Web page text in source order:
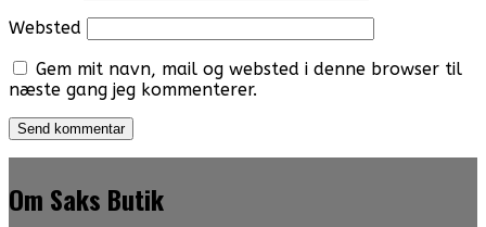
Websted
Gem mit navn, mail og websted i denne browser til
næste gang jeg kommenterer.
Om Saks Butik